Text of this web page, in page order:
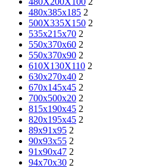
480x385x185 2
500X335X150 2
535x215x70 2
550x370x60 2
550x370x90 2
610X130X110 2
630x270x40 2
670x145x45 2
700x500x20 2
815x190x45 2
820x195x45 2
89x91x95 2
90x93x55 2
91x90x47 2
94x70x30 2